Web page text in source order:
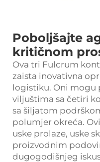
Poboljšajte
kritičnom
Ova tri Fulcrum
zaista inovativna
logistiku. Oni mogu
viljuštima sa četiri
sa šiljatom
polumjer okreća.
uske prolaze, uske
proizvodnim
dugogodišnjeg